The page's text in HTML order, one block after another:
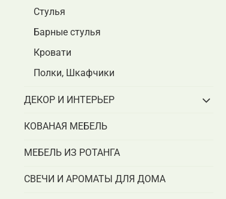
Стулья
Барные стулья
Кровати
Полки, Шкафчики
ДЕКОР И ИНТЕРЬЕР
КОВАНАЯ МЕБЕЛЬ
МЕБЕЛЬ ИЗ РОТАНГА
СВЕЧИ И АРОМАТЫ ДЛЯ ДОМА